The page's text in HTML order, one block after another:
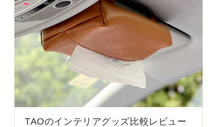
TAOのインテリアグッズ比較レビュー